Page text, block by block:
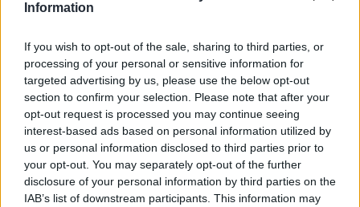
Information
If you wish to opt-out of the sale, sharing to third parties, or
processing of your personal or sensitive information for
targeted advertising by us, please use the below opt-out
section to confirm your selection. Please note that after your
opt-out request is processed you may continue seeing
interest-based ads based on personal information utilized by
us or personal information disclosed to third parties prior to
your opt-out. You may separately opt-out of the further
disclosure of your personal information by third parties on the
IAB’s list of downstream participants. This information may
Ηράκλειο: "Σε άθλια κατάσταση το μνημείο πεσόντων
Εφέδρων Αξιωματικών στον Καράβολα"
21:39
Λαμία: Απατεώνες άρπαξαν μεγάλο χρηματικό ποσό από
ηλικιωμένη
21:33
Μεσογειακή φώκια έκανε στάση για ξεκούραση στην
παραλία της Αγίας Βάσως στο Τρίκερι